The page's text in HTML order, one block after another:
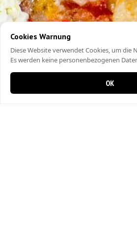
Cookies Warnung
Diese Website verwendet Cookies, um die
Es werden keine personenbezogenen
OK